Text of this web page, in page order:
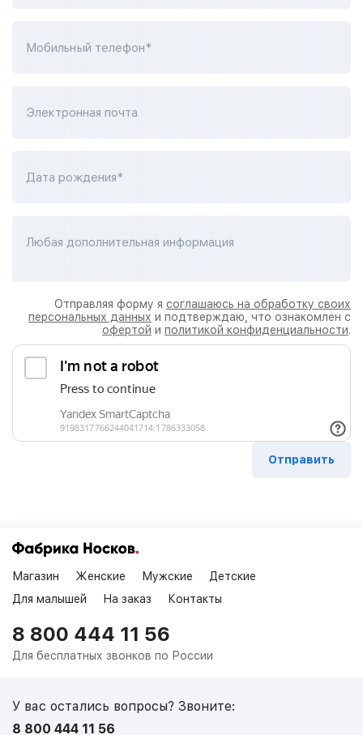
Мобильный телефон*
Электронная почта
Дата рождения*
Любая дополнительная информация
Отправляя форму я соглашаюсь на обработку своих
персональных данных и подтверждаю, что ознакомлен с
офертой и политикой конфиденциальности.
Магазин Женские Мужские
Детские
Для малышей
На заказ Контакты
8 800 444 11 56
Для бесплатных звонков по России
У вас остались вопросы? Звоните:
8 800 444 11 56